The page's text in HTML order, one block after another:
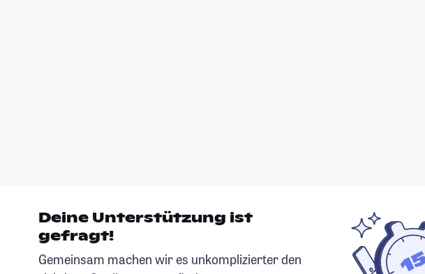
Deine Unterstützung ist
gefragt!
Gemeinsam machen wir es unkomplizierter den